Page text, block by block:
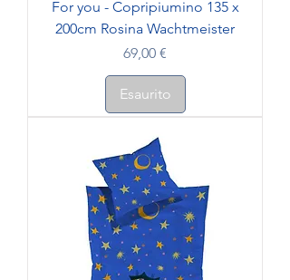
For you - Copripiumino 135 x
200cm Rosina Wachtmeister
Prezzo
69,00 €
Esaurito